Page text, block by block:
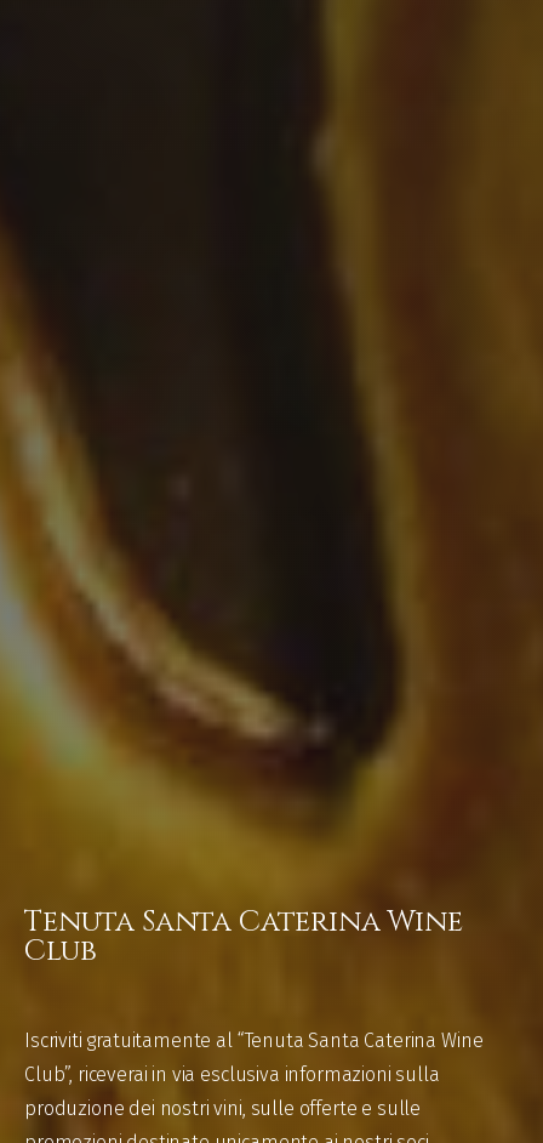
Tenuta Santa Caterina Wine
Club
Iscriviti gratuitamente al “Tenuta Santa Caterina Wine
Club”, riceverai in via esclusiva informazioni sulla
produzione dei nostri vini, sulle offerte e sulle